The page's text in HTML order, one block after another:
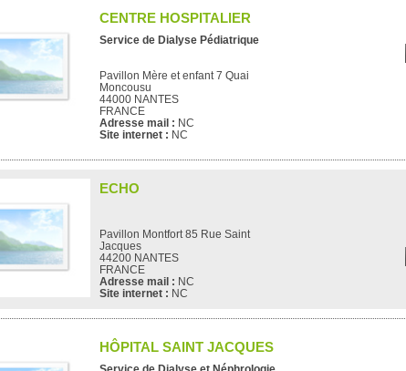
CENTRE HOSPITALIER
Service de Dialyse Pédiatrique
Pavillon Mère et enfant 7 Quai
Moncousu
44000 NANTES
FRANCE
Adresse mail : NC
Site internet : NC
ECHO
Pavillon Montfort 85 Rue Saint
Jacques
44200 NANTES
FRANCE
Adresse mail : NC
Site internet : NC
HÔPITAL SAINT JACQUES